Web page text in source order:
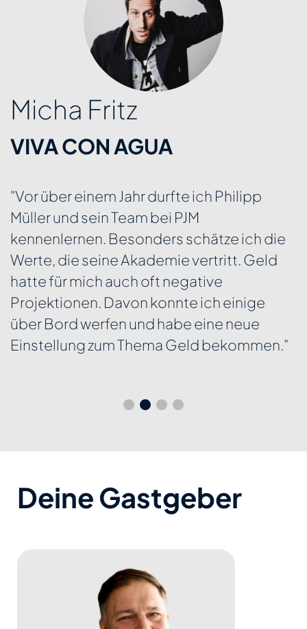
Micha Fritz
VIVA CON AGUA
"Vor über einem Jahr durfte ich Philipp
Müller und sein Team bei PJM
kennenlernen. Besonders schätze ich die
Werte, die seine Akademie vertritt. Geld
hatte für mich auch oft negative
Projektionen. Davon konnte ich einige
über Bord werfen und habe eine neue
Einstellung zum Thema Geld bekommen."
Deine Gastgeber